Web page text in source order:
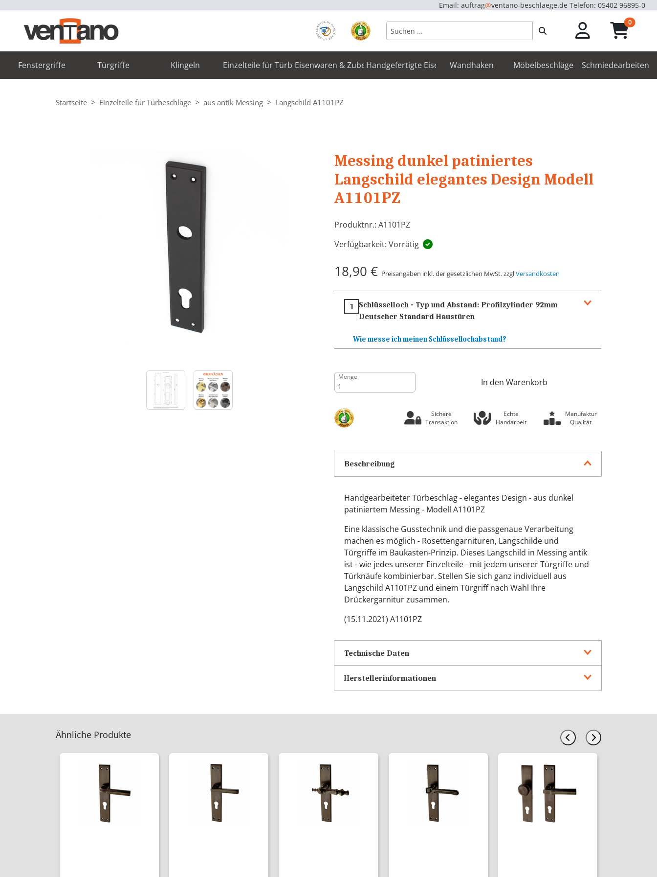
Email: auftrag@ventano-beschlaege.de Telefon: 05402 96895-0
0unread
Fenstergriffe Türgriffe Klingeln Einzelteile für TürbeschlägeEisenwaren & ZubehörHandgefertigte Eisenbeschläge
Wandhaken Möbelbeschläge Schmiedearbeiten
Startseite Einzelteile für Türbeschläge aus antik Messing Langschild A1101PZ
Messing dunkel patiniertes
Langschild elegantes Design Modell
A1101PZ
Produktnr.: A1101PZ
Verfügbarkeit: Vorrätig
18,90 € Preisangaben inkl. der gesetzlichen MwSt. zzglVersandkosten
1 Schlüsselloch - Typ und Abstand: Profilzylinder 92mm
Deutscher Standard Haustüren
Wie messe ich meinen Schlüssellochabstand?
Menge
In den Warenkorb
Sichere
Transaktion
Echte
Handarbeit
Manufaktur
Qualität
Beschreibung
Handgearbeiteter Türbeschlag - elegantes Design - aus dunkel
patiniertem Messing - Modell A1101PZ
Eine klassische Gusstechnik und die passgenaue Verarbeitung
machen es möglich - Rosettengarnituren, Langschilde und
Türgriffe im Baukasten-Prinzip. Dieses Langschild in Messing antik
ist - wie jedes unserer Einzelteile - mit jedem unserer Türgriffe und
Türknäufe kombinierbar. Stellen Sie sich ganz individuell aus
Langschild A1101PZ und einem Türgriff nach Wahl Ihre
Drückergarnitur zusammen.
(15.11.2021) A1101PZ
Technische Daten
Herstellerinformationen
Ähnliche Produkte